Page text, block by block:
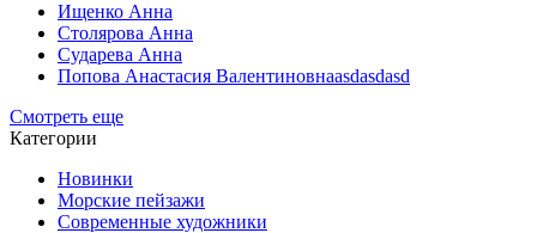
Ищенко Анна
Столярова Анна
Сударева Анна
Попова Анастасия Валентиновнаasdasdasd
Смотреть еще
Категории
Новинки
Морские пейзажи
Современные художники